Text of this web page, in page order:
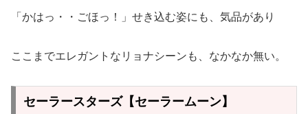
「かはっ・・ごほっ！」せき込む姿にも、気品があり
ここまでエレガントなリョナシーンも、なかなか無い。
セーラースターズ【セーラームーン】